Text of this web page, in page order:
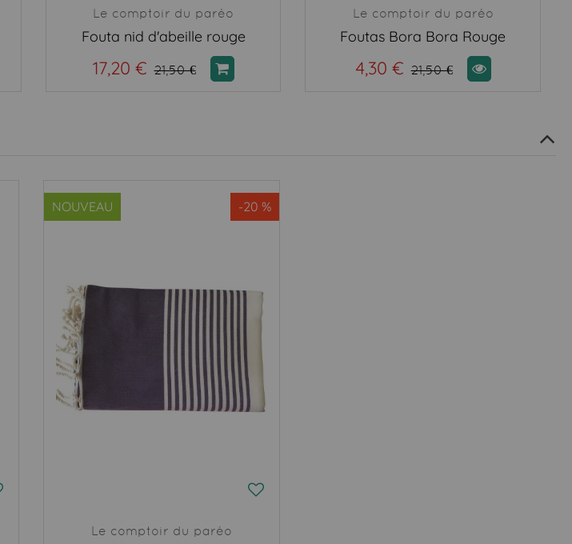
Le comptoir du paréo
Fouta nid d'abeille rouge
17,20 € 21,50 €
Le comptoir du paréo
Foutas Bora Bora Rouge
4,30 € 21,50 €
NOUVEAU -20 %
Le comptoir du paréo